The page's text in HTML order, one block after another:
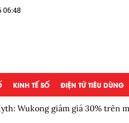
KINH TẾ SỐ ĐIỆN TỬ TIÊU DÙNG
Wukong giảm giá 30% trên